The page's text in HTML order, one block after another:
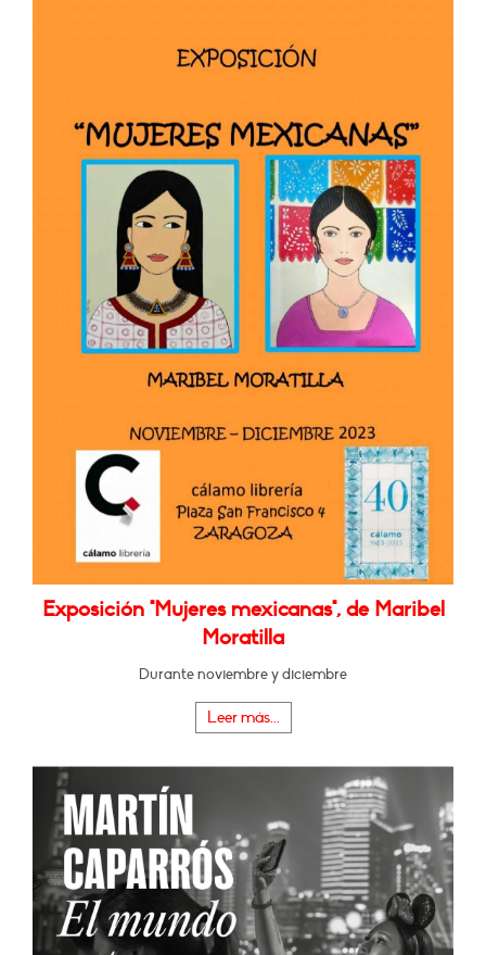
Exposición "Mujeres mexicanas", de Maribel
Moratilla
Durante noviembre y diciembre
Leer más...